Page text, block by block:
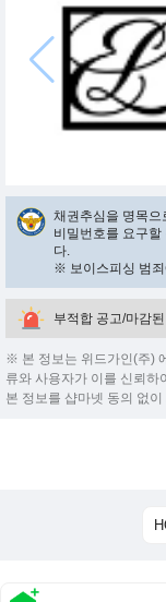
채권추심을 명목으
비밀번호를 요구
다.
※ 보이스피싱 범
부적합 공고/마감
※ 본 정보는 위드가인(주)
류와 사용자가 이를 신뢰하
본 정보를 샵마넷 동의 없